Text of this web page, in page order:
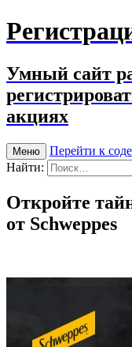
Умный сайт
акциях
Меню
Перейти к
Найти:
Откройте
от Schweppes